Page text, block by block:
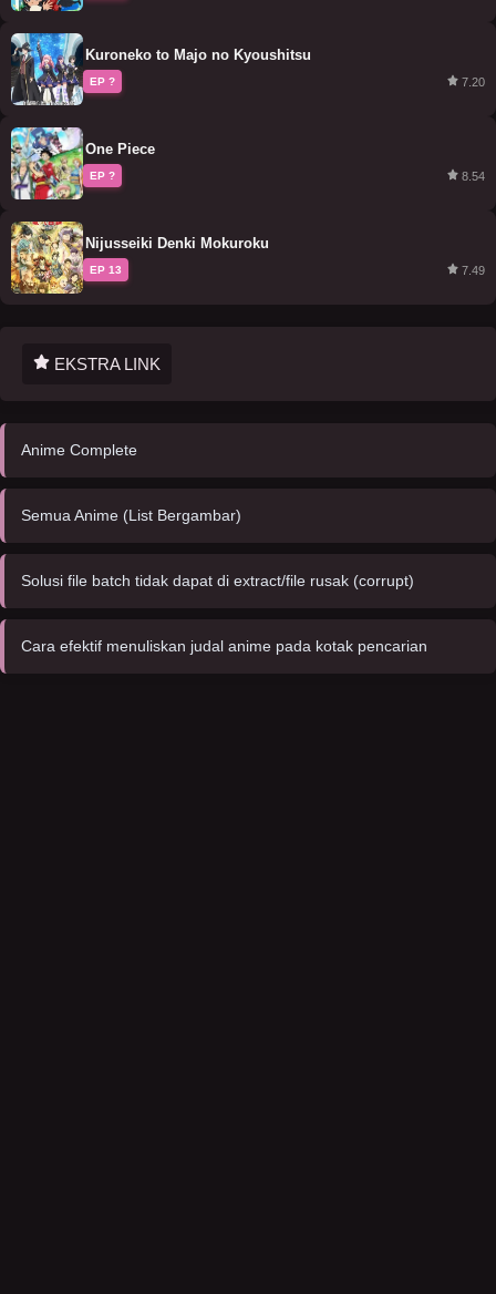
Kuroneko to Majo no Kyoushitsu
EP ? 7.20
One Piece
EP ? 8.54
Nijusseiki Denki Mokuroku
EP 13 7.49
EKSTRA LINK
Anime Complete
Semua Anime (List Bergambar)
Solusi file batch tidak dapat di extract/file rusak (corrupt)
Cara efektif menuliskan judal anime pada kotak pencarian